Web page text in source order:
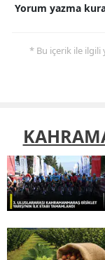
Yorum yazma
* Bu içerik ile ilgili